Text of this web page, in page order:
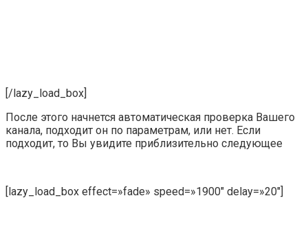
[/lazy_load_box]
После этого начнется автоматическая проверка Вашего
канала, подходит он по параметрам, или нет. Если
подходит, то Вы увидите приблизительно следующее
[lazy_load_box effect=»fade» speed=»1900″ delay=»20″]